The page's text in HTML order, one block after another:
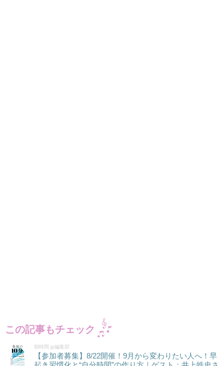
この記事もチェック
朝時間.jp編集部
【参加者募集】8/22開催！9月から変わりたい人へ！早